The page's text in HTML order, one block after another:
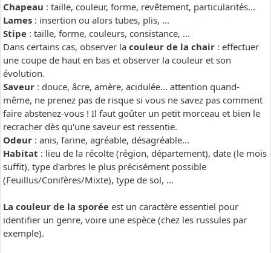
Chapeau : taille, couleur, forme, revêtement, particularités...
Lames : insertion ou alors tubes, plis, ...
Stipe : taille, forme, couleurs, consistance, ...
Dans certains cas, observer la couleur de la chair : effectuer
une coupe de haut en bas et observer la couleur et son
évolution.
Saveur : douce, âcre, amère, acidulée... attention quand-
même, ne prenez pas de risque si vous ne savez pas comment
faire abstenez-vous ! Il faut goûter un petit morceau et bien le
recracher dès qu'une saveur est ressentie.
Odeur : anis, farine, agréable, désagréable...
Habitat : lieu de la récolte (région, département), date (le mois
suffit), type d'arbres le plus précisément possible
(Feuillus/Conifères/Mixte), type de sol, ...
La couleur de la sporée est un caractère essentiel pour
identifier un genre, voire une espèce (chez les russules par
exemple).